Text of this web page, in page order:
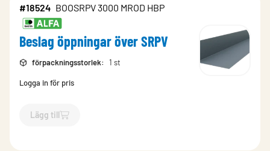
#18524 BOOSRPV 3000 MROD HBP
Beslag öppningar över SRPV
förpackningsstorlek: 1 st
Logga in för pris
Lägg till
`$Lägg till